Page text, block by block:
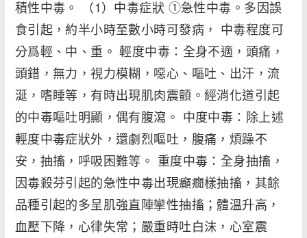
積性中毒。 （1）中毒症狀 ①急性中毒。多因誤
食引起，約半小時至數小時可發病， 中毒程度可
分爲輕、中、重。 輕度中毒：全身不適，頭痛，
頭錯，無力，視力模糊，噁心、嘔吐、出汗，流
涎，嗜睡等，有時出現肌肉震顫。經消化道引起
的中毒嘔吐明顯，偶有腹瀉。 中度中毒：除上述
輕度中毒症狀外，還劇烈嘔吐，腹痛，煩躁不
安，抽搐，呼吸困難等。 重度中毒：全身抽搐，
因毒殺芬引起的急性中毒出現癲癇樣抽搐，其餘
品種引起的多呈肌強直陣攣性抽搐；體溫升高，
血壓下降，心律失常；嚴重時吐白沫，心室震